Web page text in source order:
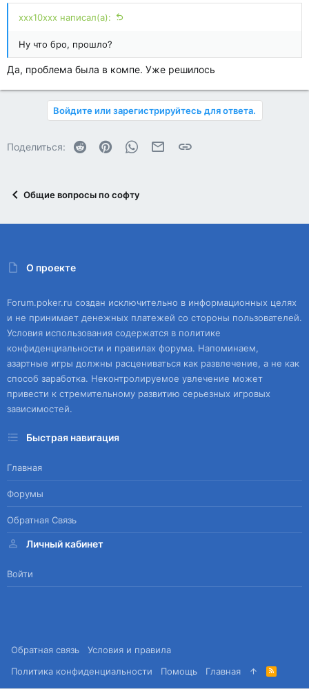
xxx10xxx написал(а):
Ну что бро, прошло?
Да, проблема была в компе. Уже решилось
Войдите или зарегистрируйтесь для ответа.
Поделиться: Reddit PinterestWhatsAppЭлектронная почта
Ссылка
Общие вопросы по софту
О проекте
Forum.poker.ru создан исключительно в информационных целях
и не принимает денежных платежей со стороны пользователей.
Условия использования содержатся в политике
конфиденциальности и правилах форума. Напоминаем,
азартные игры должны расцениваться как развлечение, а не как
способ заработка. Неконтролируемое увлечение может
привести к стремительному развитию серьезных игровых
зависимостей.
Быстрая навигация
Главная
Форумы
Обратная Связь
Личный кабинет
Войти
Обратная связь
Условия и правила
Политика конфиденциальности
Помощь Главная
R
S
S